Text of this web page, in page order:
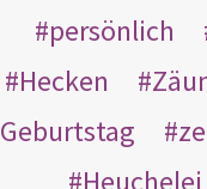
persönlich
Hecken
Geburtstag
Heuchelei